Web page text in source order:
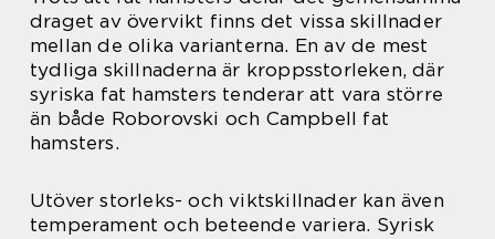
draget av övervikt finns det vissa skillnader
mellan de olika varianterna. En av de mest
tydliga skillnaderna är kroppsstorleken, där
syriska fat hamsters tenderar att vara större
än både Roborovski och Campbell fat
hamsters.
Utöver storleks- och viktskillnader kan även
temperament och beteende variera. Syrisk